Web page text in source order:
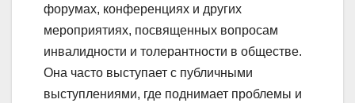
форумах, конференциях и других
мероприятиях, посвященных вопросам
инвалидности и толерантности в обществе.
Она часто выступает с публичными
выступлениями, где поднимает проблемы и